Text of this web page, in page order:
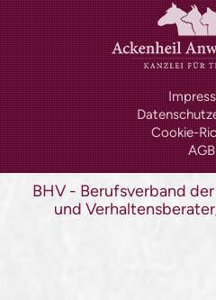
Mantrailing-Sport-
Schulhund mit
Cookie-
AGB
BHV - Berufsverband
und